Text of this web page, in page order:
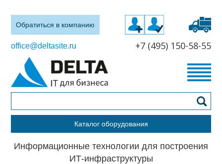
Обратиться в компанию
office@deltasite.ru +7 (495) 150-58-55
Каталог оборудования
Информационные технологии для построения
ИТ-инфраструктуры